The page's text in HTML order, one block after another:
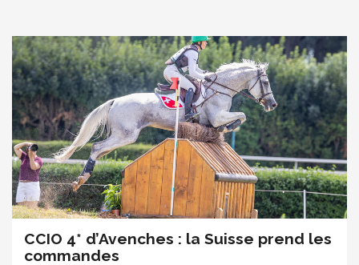
CCIO 4* d’Avenches : la Suisse prend les
commandes